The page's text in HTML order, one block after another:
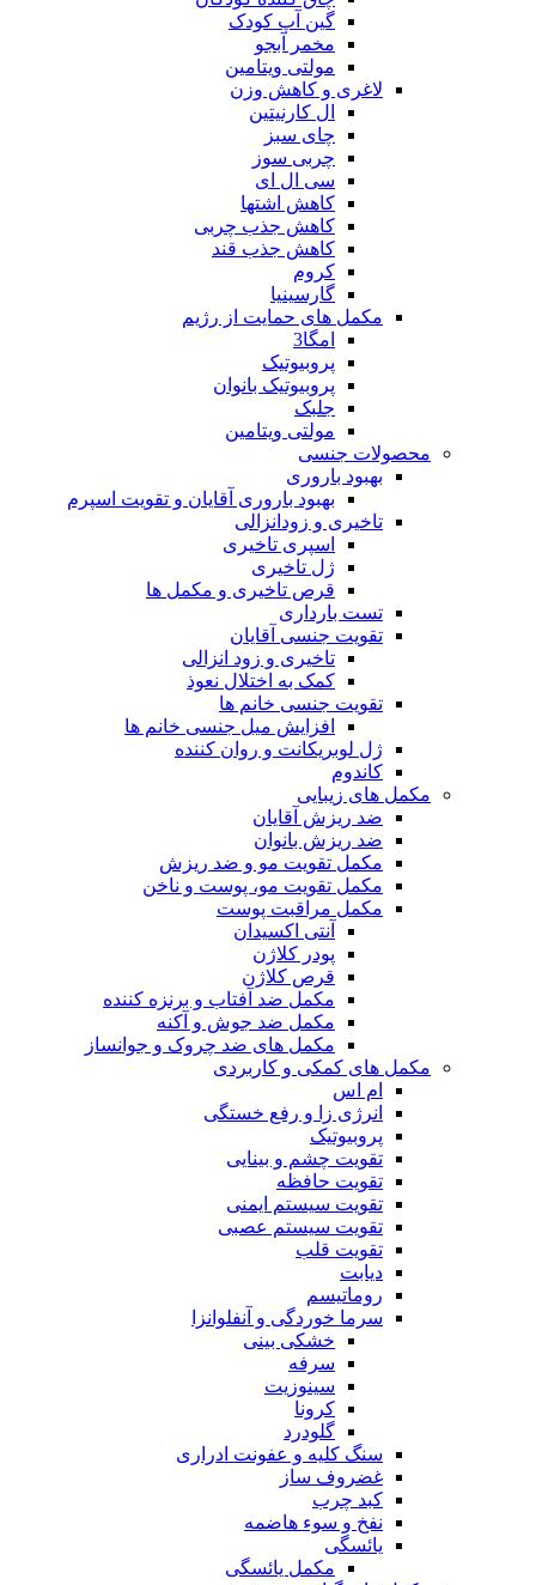
گین آپ کودک
مخمر آبجو
مولتی ویتامین
لاغری و کاهش وزن
ال کارنیتین
چای سبز
چربی سوز
سی ال ای
کاهش اشتها
کاهش جذب چربی
کاهش جذب قند
کروم
گارسینیا
مکمل های حمایت از رژیم
امگا3
پروبیوتیک
پروبیوتیک بانوان
جلبک
مولتی ویتامین
محصولات جنسی
بهبود باروری
بهبود باروری آقایان و تقویت اسپرم
تاخیری و زودانزالی
اسپری تاخیری
ژل تاخیری
قرص تاخیری و مکمل ها
تست بارداری
تقویت جنسی آقایان
تاخیری و زود انزالی
کمک به اختلال نعوذ
تقویت جنسی خانم ها
افزایش میل جنسی خانم ها
ژل لوبریکانت و روان کننده
کاندوم
مکمل های زیبایی
ضد ریزش آقایان
ضد ریزش بانوان
مکمل تقویت مو و ضد ریزش
مکمل تقویت مو، پوست و ناخن
مکمل مراقبت پوست
آنتی اکسیدان
پودر کلاژن
قرص کلاژن
مکمل ضد آفتاب و برنزه کننده
مکمل ضد جوش و آکنه
مکمل های ضد چروک و جوانساز
مکمل های کمکی و کاربردی
ام اس
انرژی زا و رفع خستگی
پروبیوتیک
تقویت چشم و بینایی
تقویت حافظه
تقویت سیستم ایمنی
تقویت سیستم عصبی
تقویت قلب
دیابت
روماتیسم
سرما خوردگی و آنفلوانزا
خشکی بینی
سرفه
سینوزیت
کرونا
گلودرد
سنگ کلیه و عفونت ادراری
غضروف ساز
کبد چرب
نفخ و سوء هاضمه
یائسگی
مکمل یائسگی